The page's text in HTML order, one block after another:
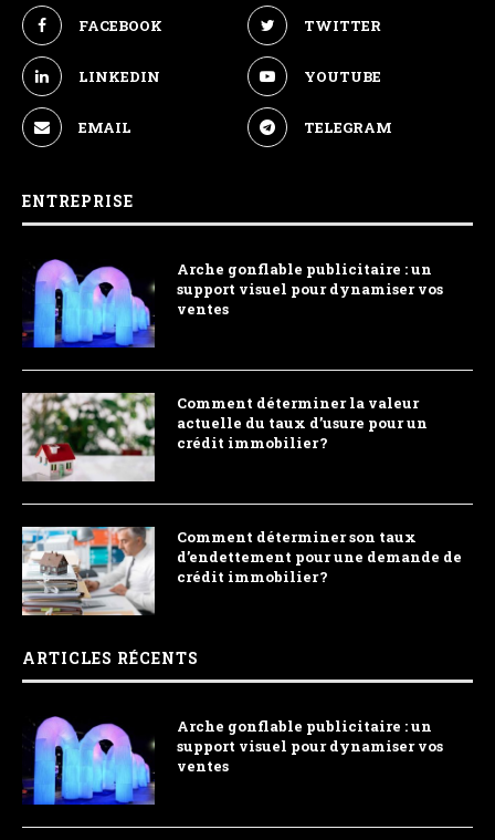
FACEBOOK TWITTER
LINKEDIN YOUTUBE
EMAIL TELEGRAM
ENTREPRISE
Arche gonflable publicitaire : un
support visuel pour dynamiser vos
ventes
Comment déterminer la valeur
actuelle du taux d’usure pour un
crédit immobilier ?
Comment déterminer son taux
d’endettement pour une demande de
crédit immobilier ?
ARTICLES RÉCENTS
Arche gonflable publicitaire : un
support visuel pour dynamiser vos
ventes